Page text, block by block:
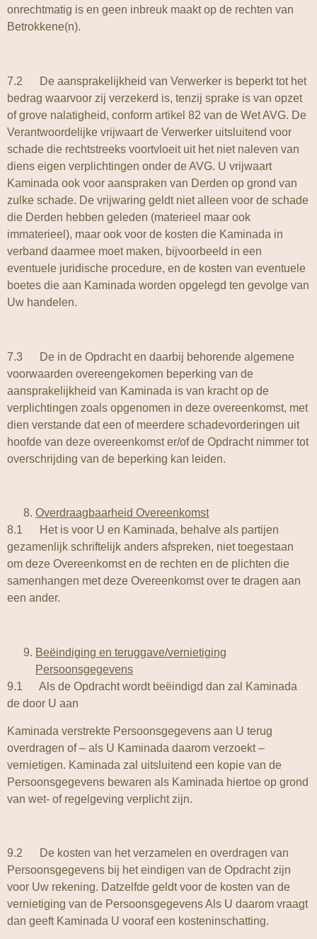
onrechtmatig is en geen inbreuk maakt op de rechten van
Betrokkene(n).
7.2 De aansprakelijkheid van Verwerker is beperkt tot het
bedrag waarvoor zij verzekerd is, tenzij sprake is van opzet
of grove nalatigheid, conform artikel 82 van de Wet AVG. De
Verantwoordelijke vrijwaart de Verwerker uitsluitend voor
schade die rechtstreeks voortvloeit uit het niet naleven van
diens eigen verplichtingen onder de AVG. U vrijwaart
Kaminada ook voor aanspraken van Derden op grond van
zulke schade. De vrijwaring geldt niet alleen voor de schade
die Derden hebben geleden (materieel maar ook
immaterieel), maar ook voor de kosten die Kaminada in
verband daarmee moet maken, bijvoorbeeld in een
eventuele juridische procedure, en de kosten van eventuele
boetes die aan Kaminada worden opgelegd ten gevolge van
Uw handelen.
7.3 De in de Opdracht en daarbij behorende algemene
voorwaarden overeengekomen beperking van de
aansprakelijkheid van Kaminada is van kracht op de
verplichtingen zoals opgenomen in deze overeenkomst, met
dien verstande dat een of meerdere schadevorderingen uit
hoofde van deze overeenkomst er/of de Opdracht nimmer tot
overschrijding van de beperking kan leiden.
Overdraagbaarheid Overeenkomst
8.1 Het is voor U en Kaminada, behalve als partijen
gezamenlijk schriftelijk anders afspreken, niet toegestaan
om deze Overeenkomst en de rechten en de plichten die
samenhangen met deze Overeenkomst over te dragen aan
een ander.
Beëindiging en teruggave/vernietiging
Persoonsgegevens
9.1 Als de Opdracht wordt beëindigd dan zal Kaminada
de door U aan
Kaminada verstrekte Persoonsgegevens aan U terug
overdragen of – als U Kaminada daarom verzoekt –
vernietigen. Kaminada zal uitsluitend een kopie van de
Persoonsgegevens bewaren als Kaminada hiertoe op grond
van wet- of regelgeving verplicht zijn.
9.2 De kosten van het verzamelen en overdragen van
Persoonsgegevens bij het eindigen van de Opdracht zijn
voor Uw rekening. Datzelfde geldt voor de kosten van de
vernietiging van de Persoonsgegevens Als U daarom vraagt
dan geeft Kaminada U vooraf een kosteninschatting.